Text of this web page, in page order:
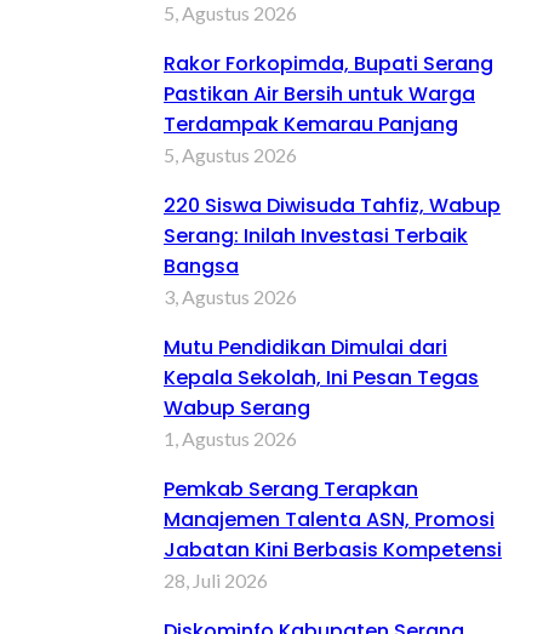
5, Agustus 2026
Rakor Forkopimda, Bupati Serang
Pastikan Air Bersih untuk Warga
Terdampak Kemarau Panjang
5, Agustus 2026
220 Siswa Diwisuda Tahfiz, Wabup
Serang: Inilah Investasi Terbaik
Bangsa
3, Agustus 2026
Mutu Pendidikan Dimulai dari
Kepala Sekolah, Ini Pesan Tegas
Wabup Serang
1, Agustus 2026
Pemkab Serang Terapkan
Manajemen Talenta ASN, Promosi
Jabatan Kini Berbasis Kompetensi
28, Juli 2026